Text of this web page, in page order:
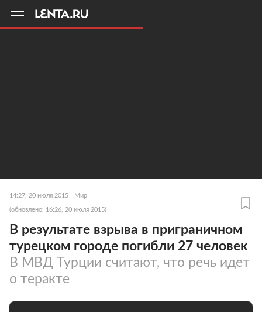
14:27, 20 июля 2015 Мир
(обновлено: 16:26, 20 июля 2015)
В результате взрыва в приграничном
турецком городе погибли 27 человек
В МВД Турции считают, что речь идет
о теракте